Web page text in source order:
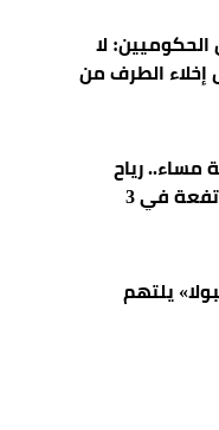
لا
الطرف من
مساء.. رياح
شديدة وأمواج مرتفعة في 3
يلتهم